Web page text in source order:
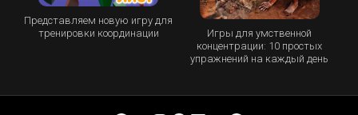
Представляем новую игру для
тренировки координации
Игры для умственной
концентрации: 10 простых
упражнений на каждый день